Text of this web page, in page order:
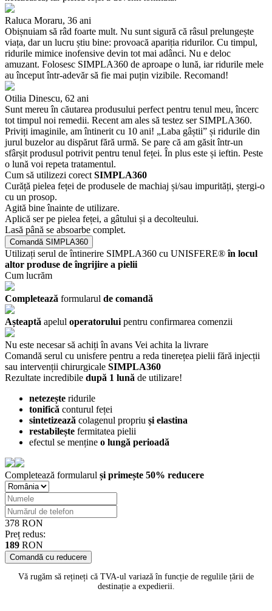
Raluca Moraru, 36 ani
Obișnuiam să râd foarte mult. Nu sunt sigură că râsul prelungește
viața, dar un lucru știu bine: provoacă apariția ridurilor. Cu timpul,
ridurile mimice inofensive devin tot mai adânci. Nu e deloc
amuzant. Folosesc SIMPLA360 de aproape o lună, iar ridurile mele
au început într-adevăr să fie mai puțin vizibile. Recomand!
Otilia Dinescu, 62 ani
Sunt mereu în căutarea produsului perfect pentru tenul meu, încerc
tot timpul noi remedii. Recent am ales să testez ser SIMPLA360.
Priviți imaginile, am întinerit cu 10 ani! „Laba gâștii” și ridurile din
jurul buzelor au dispărut fără urmă. Se pare că am găsit într-un
sfârșit produsul potrivit pentru tenul feței. În plus este și ieftin. Peste
o lună voi repeta tratamentul.
Cum să utilizezi corect SIMPLA360
Curăță pielea feței de produsele de machiaj și/sau impurități, ștergi-o
cu un prosop.
Agită bine înainte de utilizare.
Aplică ser pe pielea feței, a gâtului și a decolteului.
Lasă până se absoarbe complet.
Comandă SIMPLA360
Utilizați serul de întinerire SIMPLA360 cu UNISFERE®în locul
altor produse de îngrijire a pielii
Cum lucrăm
Completează formularul de comandă
Așteaptă apelul operatorului pentru confirmarea comenzii
Nu este necesar să achiți în avans Vei achita la livrare
Comandă serul cu unisfere pentru a reda tinerețea pielii fără injecții
sau intervenții chirurgicale SIMPLA360
Rezultate incredibile după 1 lună de utilizare!
netezește ridurile
tonifică conturul feței
sintetizează colagenul propriu și elastina
restabilește fermitatea pielii
efectul se menține o lungă perioadă
Completează formularul și primește 50% reducere
378 RON
Preț redus:
189 RON
Comandă cu reducere
Vă rugăm să rețineți că TVA-ul variază în funcție de regulile țării de
destinație a expedierii.